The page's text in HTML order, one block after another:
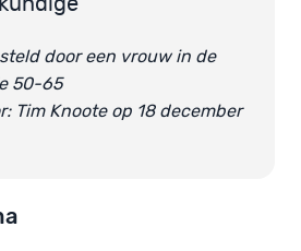
door een vrouw in de
50-65
Tim Knoote op 18 december